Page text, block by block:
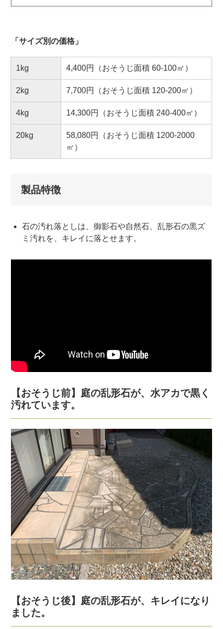
「サイズ別の価格」
1kg 4,400円（おそうじ面積 60-100㎡）
2kg 7,700円（おそうじ面積 120-200㎡）
4kg 14,300円（おそうじ面積 240-400㎡）
20kg
58,080円（おそうじ面積 1200-2000
㎡）
製品特徴
石の汚れ落としは、御影石や自然石、乱形石の黒ズ
ミ汚れを、キレイに落とせます。
【おそうじ前】庭の乱形石が、水アカで黒く
汚れています。
【おそうじ後】庭の乱形石が、キレイになり
ました。